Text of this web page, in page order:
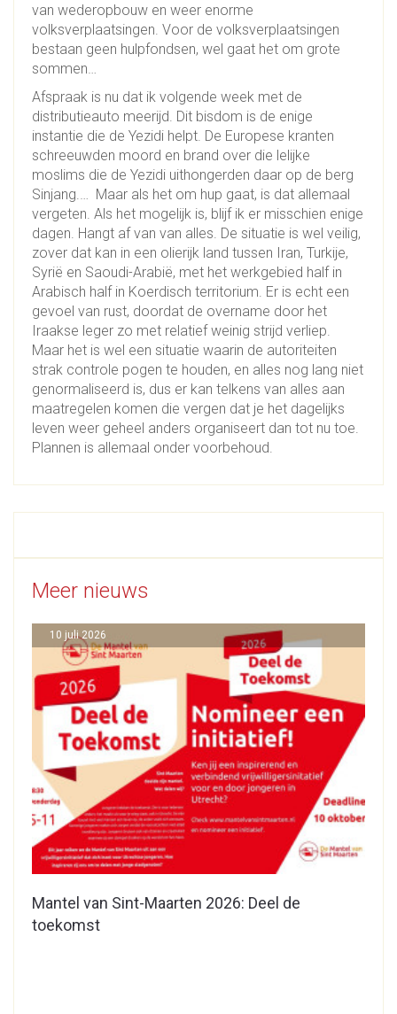
van wederopbouw en weer enorme
volksverplaatsingen. Voor de volksverplaatsingen
bestaan geen hulpfondsen, wel gaat het om grote
sommen…
Afspraak is nu dat ik volgende week met de
distributieauto meerijd. Dit bisdom is de enige
instantie die de Yezidi helpt. De Europese kranten
schreeuwden moord en brand over die lelijke
moslims die de Yezidi uithongerden daar op de berg
Sinjang.… Maar als het om hup gaat, is dat allemaal
vergeten. Als het mogelijk is, blijf ik er misschien enige
dagen. Hangt af van van alles. De situatie is wel veilig,
zover dat kan in een olierijk land tussen Iran, Turkije,
Syrië en Saoudi-Arabië, met het werkgebied half in
Arabisch half in Koerdisch territorium. Er is echt een
gevoel van rust, doordat de overname door het
Iraakse leger zo met relatief weinig strijd verliep.
Maar het is wel een situatie waarin de autoriteiten
strak controle pogen te houden, en alles nog lang niet
genormaliseerd is, dus er kan telkens van alles aan
maatregelen komen die vergen dat je het dagelijks
leven weer geheel anders organiseert dan tot nu toe.
Plannen is allemaal onder voorbehoud.
Meer nieuws
Mantel van Sint-Maarten 2026: Deel de
toekomst
10 juli 2026